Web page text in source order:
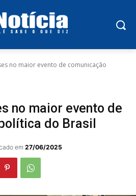
no maior evento de comunicação
no maior evento de
do Brasil
em 27/06/2025